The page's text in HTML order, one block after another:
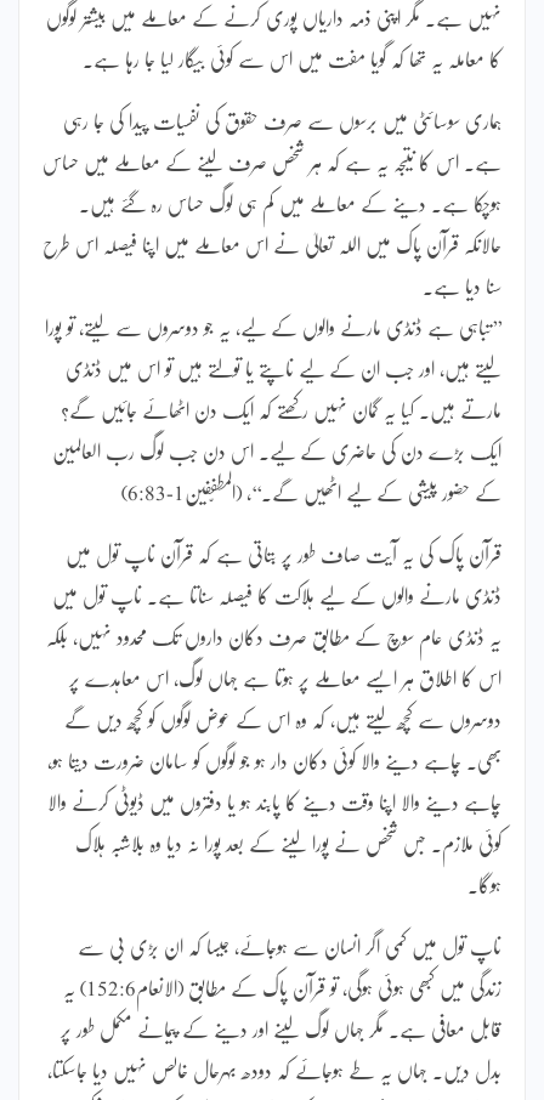
نہیں ہے۔ مگر اپنی ذمہ داریاں پوری کرنے کے معاملے میں بیشتر لوگوں
کا معاملہ یہ تھا کہ گویا مفت میں اس سے کوئی بیگار لیا جا رہا ہے۔
ہماری سوسائٹی میں برسوں سے صرف حقوق کی نفسیات پیدا کی جا رہی
ہے۔ اس کا نتیجہ یہ ہے کہ ہر شخص صرف لینے کے معاملے میں حساس
ہوچکا ہے۔ دینے کے معاملے میں کم ہی لوگ حساس رہ گئے ہیں۔
حالانکہ قرآن پاک میں اللہ تعالیٰ نے اس معاملے میں اپنا فیصلہ اس طرح
سنا دیا ہے۔
’’تباہی ہے ڈنڈی مارنے والوں کے لیے، یہ جو دوسروں سے لیتے، تو پورا
لیتے ہیں، اور جب ان کے لیے ناپتے یا تولتے ہیں تو اس میں ڈنڈی
مارتے ہیں۔ کیا یہ گمان نہیں رکھتے کہ ایک دن اٹھائے جائیں گے؟
ایک بڑے دن کی حاضری کے لیے۔ اس دن جب لوگ رب العالمین
کے حضور پیشی کے لیے اٹھیں گے۔‘‘، (المطفّفین1-6:83)
قرآن پاک کی یہ آیت صاف طور پر بتاتی ہے کہ قرآن ناپ تول میں
ڈنڈی مارنے والوں کے لیے ہلاکت کا فیصلہ سناتا ہے۔ ناپ تول میں
یہ ڈنڈی عام سوچ کے مطابق صرف دکان داروں تک محدود نہیں، بلکہ
اس کا اطلاق ہر ایسے معاملے پر ہوتا ہے جہاں لوگ، اس معاہدے پر
دوسروں سے کچھ لیتے ہیں، کہ وہ اس کے عوض لوگوں کو کچھ دیں گے
بھی۔ چاہے دینے والا کوئی دکان دار ہو جو لوگوں کو سامان ضرورت دیتا ہو،
چاہے دینے والا اپنا وقت دینے کا پابند ہو یا دفتروں میں ڈیوٹی کرنے والا
کوئی ملازم۔ جس شخص نے پورا لینے کے بعد پورا نہ دیا وہ بلاشبہ ہلاک
ہوگا۔
ناپ تول میں کمی اگر انسان سے ہوجائے، جیسا کہ ان بڑی بی سے
زندگی میں کبھی ہوئی ہوگی، تو قرآن پاک کے مطابق (الانعام152:6) یہ
قابل معافی ہے۔ مگر جہاں لوگ لینے اور دینے کے پیمانے مکمل طور پر
بدل دیں۔ جہاں یہ طے ہوجائے کہ دودھ بہرحال خالص نہیں دیا جاسکتا،